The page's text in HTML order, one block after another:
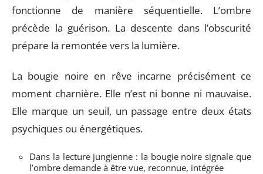
fonctionne de manière séquentielle. L’ombre
précède la guérison. La descente dans l’obscurité
prépare la remontée vers la lumière.
La bougie noire en rêve incarne précisément ce
moment charnière. Elle n’est ni bonne ni mauvaise.
Elle marque un seuil, un passage entre deux états
psychiques ou énergétiques.
Dans la lecture jungienne : la bougie noire signale que
l’ombre demande à être vue, reconnue, intégrée